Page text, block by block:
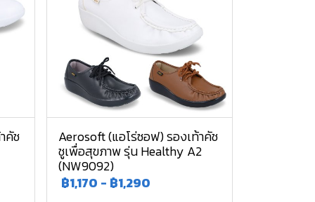
คัช Aerosoft (แอโร่ซอฟ) รองเท้าคัช
ชูเพื่อสุขภาพ รุ่น Healthy A2
(NW9092)
฿1,170 - ฿1,290